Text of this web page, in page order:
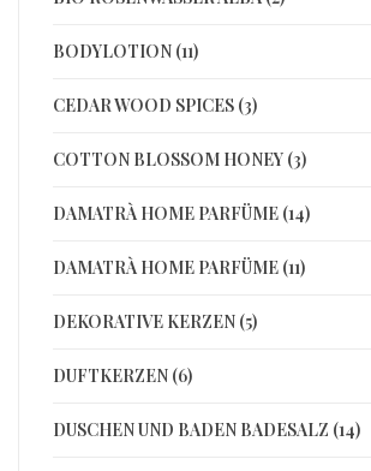
BODYLOTION (11)
CEDAR WOOD SPICES (3)
COTTON BLOSSOM HONEY (3)
DAMATRÀ HOME PARFÜME (14)
DAMATRÀ HOME PARFÜME (11)
DEKORATIVE KERZEN (5)
DUFTKERZEN (6)
DUSCHEN UND BADEN BADESALZ (14)